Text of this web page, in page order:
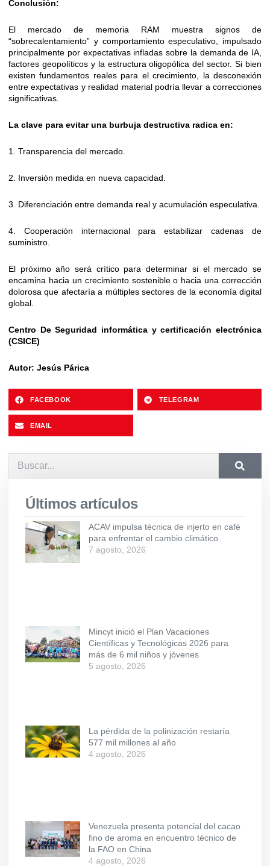
Conclusión:
El mercado de memoria RAM muestra signos de
“sobrecalentamiento” y comportamiento especulativo, impulsado
principalmente por expectativas infladas sobre la demanda de IA,
factores geopolíticos y la estructura oligopólica del sector. Si bien
existen fundamentos reales para el crecimiento, la desconexión
entre expectativas y realidad material podría llevar a correcciones
significativas.
La clave para evitar una burbuja destructiva radica en:
1. Transparencia del mercado.
2. Inversión medida en nueva capacidad.
3. Diferenciación entre demanda real y acumulación especulativa.
4. Cooperación internacional para estabilizar cadenas de
suministro.
El próximo año será crítico para determinar si el mercado se
encamina hacia un crecimiento sostenible o hacia una corrección
dolorosa que afectaría a múltiples sectores de la economía digital
global.
Centro De Seguridad informática y certificación electrónica
(CSICE)
Autor: Jesús Párica
FACEBOOK TELEGRAM
EMAIL
Últimos artículos
ACAV impulsa técnica de injerto en café
para enfrentar el cambio climático
7 agosto, 2026
Mincyt inició el Plan Vacaciones
Científicas y Tecnológicas 2026 para
más de 6 mil niños y jóvenes
5 agosto, 2026
La pérdida de la polinización restaría
577 mil millones al año
4 agosto, 2026
Venezuela presenta potencial del cacao
fino de aroma en encuentro técnico de
la FAO en China
4 agosto, 2026